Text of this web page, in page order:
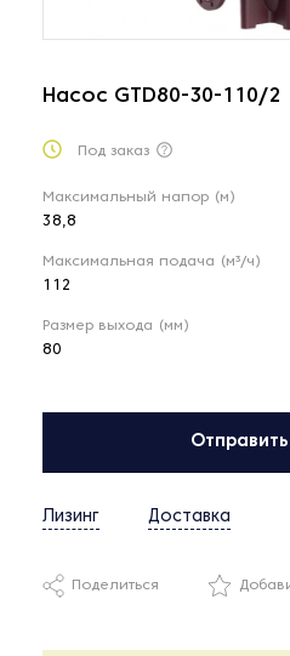
Насос GTD80-30-110/2
Под заказ
Максимальный напор (м)
38,8
Максимальная подача (м³/ч)
112
Размер выхода (мм)
80
Отправить
Лизинг Доставка
Поделиться